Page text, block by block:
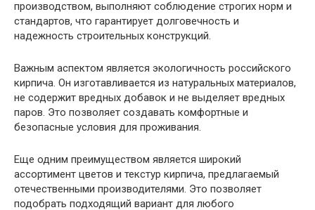
производством, выполняют соблюдение строгих норм и
стандартов, что гарантирует долговечность и
надежность строительных конструкций.
Важным аспектом является экологичность российского
кирпича. Он изготавливается из натуральных материалов,
не содержит вредных добавок и не выделяет вредных
паров. Это позволяет создавать комфортные и
безопасные условия для проживания.
Еще одним преимуществом является широкий
ассортимент цветов и текстур кирпича, предлагаемый
отечественными производителями. Это позволяет
подобрать подходящий вариант для любого